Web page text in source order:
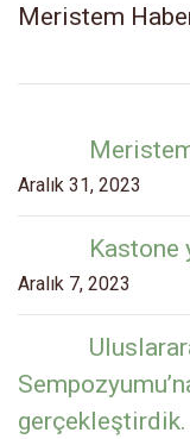
Meristem
Aralık 31, 2023
Kastone
Aralık 7, 2023
gerçekleştirdik.